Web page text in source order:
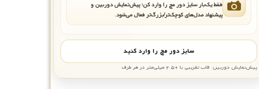
فقط یک‌بار سایز دور مچ را وارد کن؛ پیش‌نمایش دوربین و
پیشنهاد مدل‌های کوچک‌تر/بزرگ‌تر فعال می‌شود.
سایز دور مچ را وارد کنید
پیش‌نمایش دوربین: قاب تقریبی با +۲.۵ میلی‌متر در هر طرف